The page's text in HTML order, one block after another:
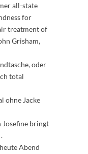
all-state
for
treatment of
Grisham,
oder
total
ohne Jacke
Josefine bringt
Abend